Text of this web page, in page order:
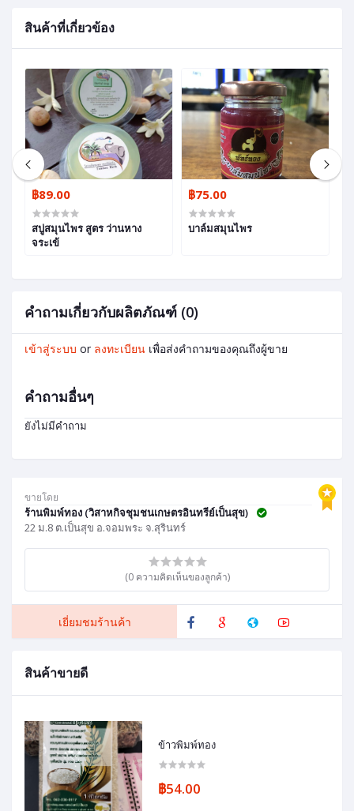
ขายโดย
ร้านพิมพ์ทอง (วิสาหกิจชุมชนเกษตรอินทรีย์เป็นสุข)
22 ม.8 ต.เป็นสุข อ.จอมพระ จ.สุรินทร์
(0 ความคิดเห็นของลูกค้า)
เยี่ยมชมร้านค้า
สินค้าขายดี
ข้าวพิมพ์ทอง
฿54.00
สินค้าที่เกี่ยวข้อง
฿89.00
สบู่สมุนไพร สูตร ว่านหาง
จระเข้
฿75.00
บาล์มสมุนไพร
คำถามเกี่ยวกับผลิตภัณฑ์ (0)
เข้าสู่ระบบ or ลงทะเบียน เพื่อส่งคำถามของคุณถึงผู้ขาย
คำถามอื่นๆ
ยังไม่มีคำถาม